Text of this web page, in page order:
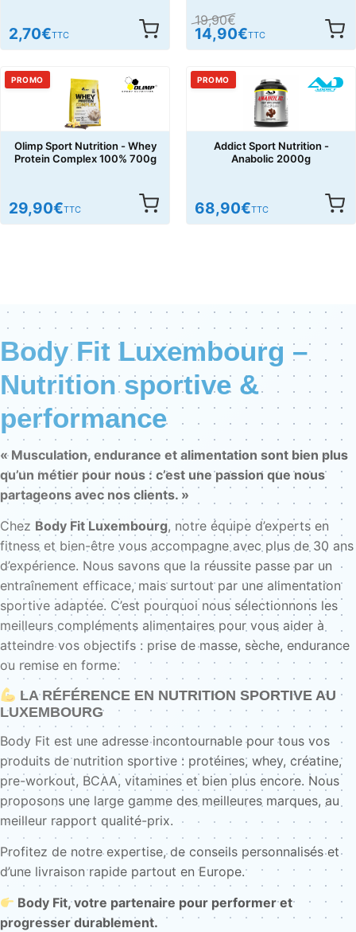
2,70€TTC
19,90€
14,90€TTC
PROMO
Olimp Sport Nutrition - Whey
Protein Complex 100% 700g
29,90€TTC
PROMO
Addict Sport Nutrition -
Anabolic 2000g
68,90€TTC
Body Fit Luxembourg –
Nutrition sportive &
performance
« Musculation, endurance et alimentation sont bien plus
qu’un métier pour nous : c’est une passion que nous
partageons avec nos clients. »
Chez Body Fit Luxembourg, notre équipe d’experts en
fitness et bien-être vous accompagne avec plus de 30 ans
d’expérience. Nous savons que la réussite passe par un
entraînement efficace, mais surtout par une alimentation
sportive adaptée. C’est pourquoi nous sélectionnons les
meilleurs compléments alimentaires pour vous aider à
atteindre vos objectifs : prise de masse, sèche, endurance
ou remise en forme.
LA RÉFÉRENCE EN NUTRITION SPORTIVE AU
LUXEMBOURG
Body Fit est une adresse incontournable pour tous vos
produits de nutrition sportive : protéines, whey, créatine,
pre-workout, BCAA, vitamines et bien plus encore. Nous
proposons une large gamme des meilleures marques, au
meilleur rapport qualité-prix.
Profitez de notre expertise, de conseils personnalisés et
d’une livraison rapide partout en Europe.
Body Fit, votre partenaire pour performer et
progresser durablement.